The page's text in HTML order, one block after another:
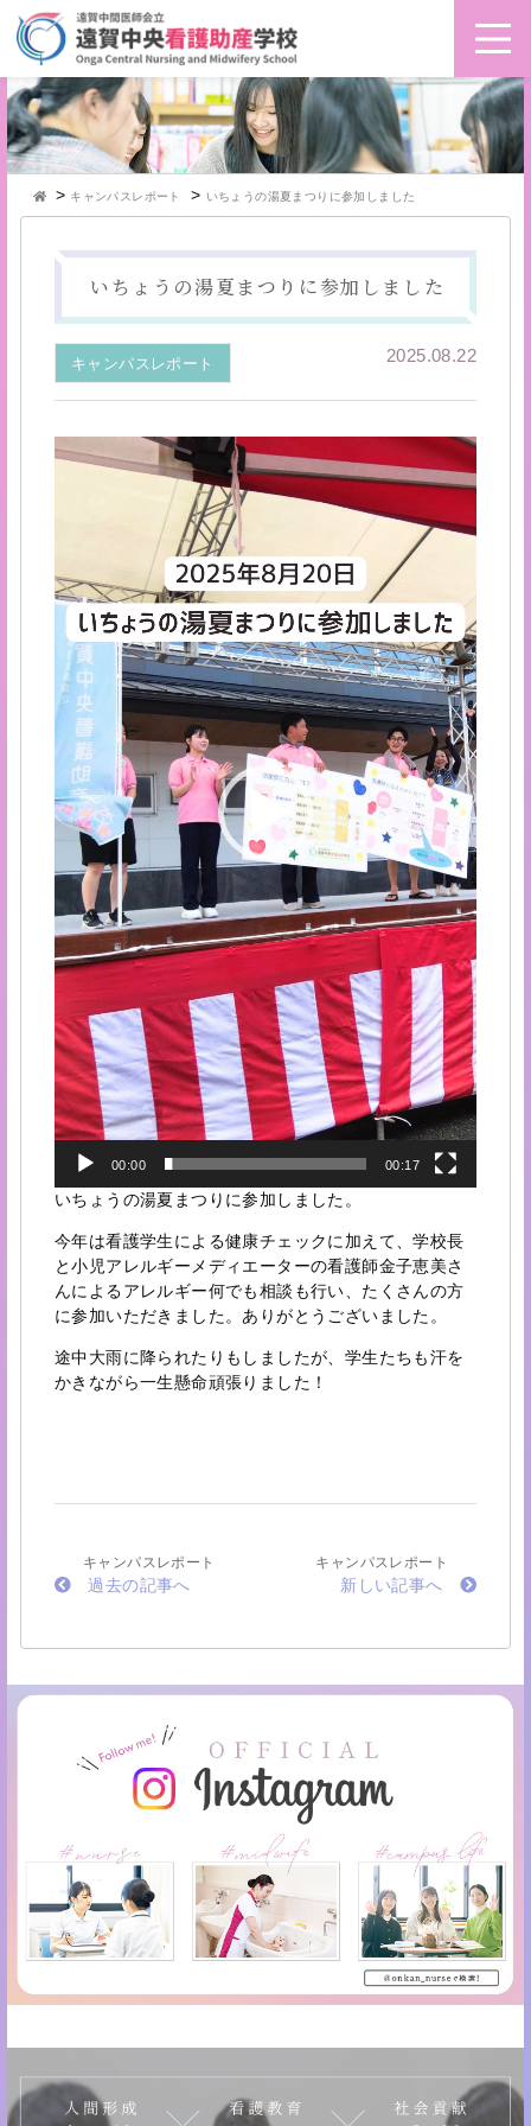
> キャンパスレポート > いちょうの湯夏まつりに参加しました
いちょうの湯夏まつりに参加しました
キャンパスレポート 2025.08.22
動
ヤ
ー
00:00 00:17
いちょうの湯夏まつりに参加しました。
今年は看護学生による健康チェックに加えて、学校長
と小児アレルギーメディエーターの看護師金子恵美さ
んによるアレルギー何でも相談も行い、たくさんの方
に参加いただきました。ありがとうございました。
途中大雨に降られたりもしましたが、学生たちも汗を
かきながら一生懸命頑張りました！
キャンパスレポート
過去の記事へ
キャンパスレポート
新しい記事へ